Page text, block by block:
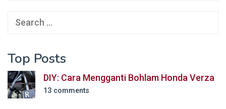
Search
Top Posts
DIY: Cara Mengganti Bohlam Honda Verza
13 comments